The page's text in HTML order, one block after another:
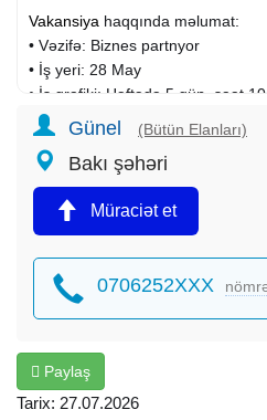
Vakansiya haqqında məlumat:
• Vəzifə: Biznes partnyor
• İş yeri: 28 May
• İş qrafiki: Həftədə 5 gün, saat
• Əməkhaqqı: Əməkhaqqı + bonus
• Vəzifə öhdəlikləri:
Komanda quruculuğu və idarə
məlumatlandırma və
keçirilməsi, işlərin
təşkili və ümumi idarəçilik
• Tələblər:
bacarıqlarına malik, kreativ, aktiv,
biznes yönümlü, müsbət enerjili
effektiv fəaliyyət göstərə bilən
Günel (Bütün Elanları)
Bakı şəhəri
Müraciət et
0706252XXX
Paylaş
Tarix: 27.07.2026